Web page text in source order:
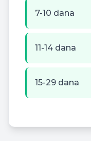
7-10 dana
11-14 dana
15-29 dana